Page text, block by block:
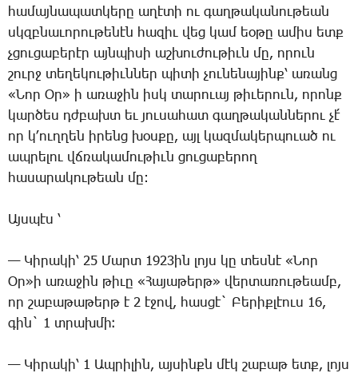
հա­մայ­նա­պատ­կե­րը ա­ղէ­տի ու գաղ­թա­կա­նու­թեան
սկզբնա­ւո­րու­թե­նէն հա­զիւ վեց կամ եօ­թը ա­միս ետք
չցու­ցա­բե­րէր այն­պի­սի աշ­խու­ժու­թիւն մը, ո­րուն
շուրջ տե­ղե­կու­թիւն­ներ պի­տի չու­նե­նա­յինք՝ ա­ռանց
«­Նոր Օր» ի ա­ռա­ջին իսկ տա­րո­ւայ թի­ւե­րուն, ո­րոնք
կար­ծես դժբախտ եւ յու­սա­հատ գաղ­թա­կան­նե­րու չէ՛
որ կ­՚ուղ­ղեն ի­րենց խօս­քը, այլ կազ­մա­կեր­պո­ւած ու
ապ­րե­լու վճռա­կա­մու­թիւն ցու­ցա­բե­րող
հա­սա­րա­կու­թեան մը:
Այս­պէս ՝
— ­Կի­րա­կի՝ 25 ­Մարտ 1923ին լոյս կը տես­նէ «­Նոր
Օր»ի ա­ռա­ջին թի­ւը «­Հա­յա­թերթ» վեր­տա­ռու­թեամբ,
որ շա­բա­թա­թերթ է 2 է­ջով, հաս­ցէ` ­Բե­րիք­լէուս 16,
գին` 1 տրախ­մի։
— ­Կի­րա­կի՝ 1 Ապ­րի­լին, այ­սինքն մէկ շա­բաթ ետք, լոյս